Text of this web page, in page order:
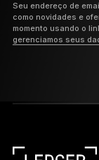
Seu endereço de
como novidades e
momento usando o
gerenciamos seus